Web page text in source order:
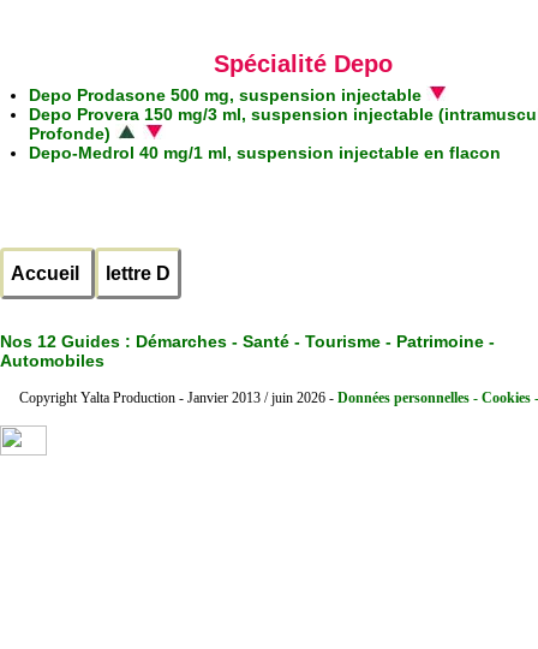
Spécialité Depo
Depo Prodasone 500 mg, suspension injectable
Depo Provera 150 mg/3 ml, suspension injectable
Profonde)
Depo-Medrol 40 mg/1 ml, suspension injectable en flacon
Accueil lettre D
Nos 12 Guides : Démarches - Santé - Tourisme - Patrimoine -
Automobiles
Copyright Yalta Production - Janvier 2013 / juin 2026 - Données personnelles - Cookies